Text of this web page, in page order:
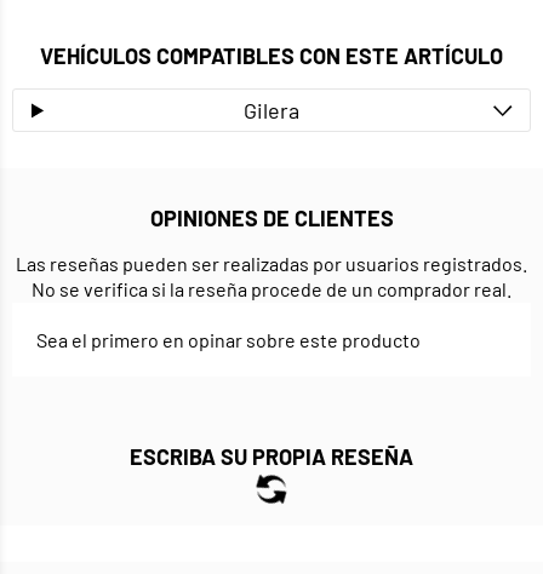
VEHÍCULOS COMPATIBLES CON ESTE ARTÍCULO
Gilera
OPINIONES DE CLIENTES
Las reseñas pueden ser realizadas por usuarios registrados.
No se verifica si la reseña procede de un comprador real.
Sea el primero en opinar sobre este producto
ESCRIBA SU PROPIA RESEÑA